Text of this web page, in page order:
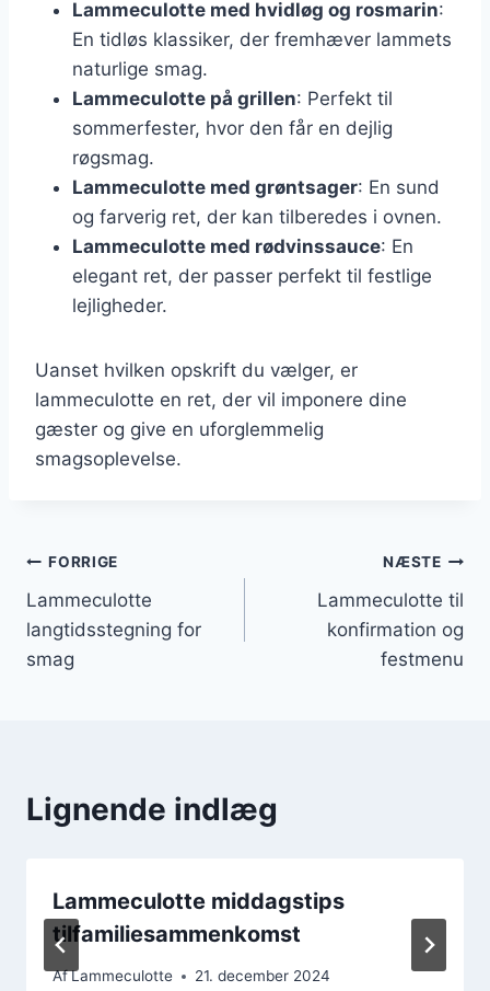
Lammeculotte med hvidløg og rosmarin:
En tidløs klassiker, der fremhæver lammets
naturlige smag.
Lammeculotte på grillen: Perfekt til
sommerfester, hvor den får en dejlig
røgsmag.
Lammeculotte med grøntsager: En sund
og farverig ret, der kan tilberedes i ovnen.
Lammeculotte med rødvinssauce: En
elegant ret, der passer perfekt til festlige
lejligheder.
Uanset hvilken opskrift du vælger, er
lammeculotte en ret, der vil imponere dine
gæster og give en uforglemmelig
smagsoplevelse.
Indlægsnavigation
FORRIGE
Lammeculotte
langtidsstegning for
smag
NÆSTE
Lammeculotte til
konfirmation og
festmenu
Lignende indlæg
Lammeculotte middagstips
tilfamiliesammenkomst
AfLammeculotte 21. december 2024